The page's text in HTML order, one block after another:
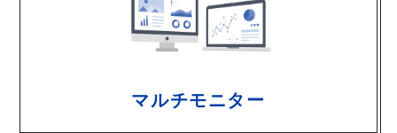
マルチモニター